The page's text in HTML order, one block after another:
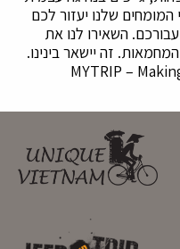
המומחים שלנו יעזור לכם
השאירו לנו את
זה יישאר בינינו.
MYTRIP –